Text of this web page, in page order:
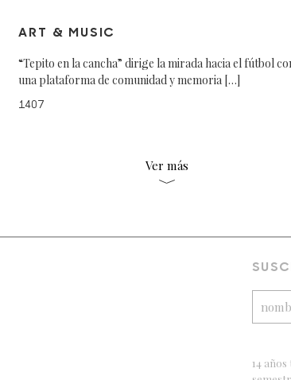
ART & MUSIC
“Tepito en la cancha” dirige la mirada hacia el fútbol
una plataforma de comunidad y memoria […]
1407
Ver más
14